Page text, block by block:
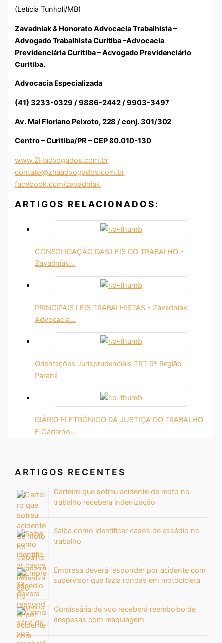
(Letícia Tunholi/MB)
Zavadniak & Honorato Advocacia Trabalhista –
Advogado Trabalhista Curitiba –Advocacia
Previdenciária Curitiba – Advogado Previdenciário
Curitiba.
Advocacia Especializada
(41) 3233-0329 / 9886-2442 / 9903-3497
Av. Mal Floriano Peixoto, 228 / conj. 301/302
Centro – Curitiba/PR – CEP 80.010-130
www.ZHadvogados.com.br
contato@zhaadvogados.com.br
facebook.com/zavadniak
ARTIGOS RELACIONADOS:
CONSOLIDAÇÃO DAS LEIS DO TRABALHO -
Zavadniak…
PRINCIPAIS LEIS TRABALHISTAS - Zavadniak
Advocacia…
Orientações Jurisprudenciais TRT 9ª Região
Paraná
DIÁRIO ELETRÔNICO DA JUSTIÇA DO TRABALHO
E Caderno…
ARTIGOS RECENTES
Carteiro que sofreu acidente de moto no
trabalho receberá indenização
Saiba como identificar casos de assédio no
trabalho
Empresa deverá responder por acidente com
supervisor que fazia rondas em motocicleta
Comissária de voo receberá reembolso de
despesas com maquiagem